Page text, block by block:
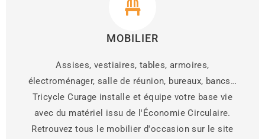
MOBILIER
Assises, vestiaires, tables, armoires,
é lectroménager, salle de réunion, bureaux, bancs…
Tricycle Curage installe et équipe votre base vie
avec du matériel issu de l'Économie Circulaire.
Retrouvez tous le mobilier d'occasion sur le site